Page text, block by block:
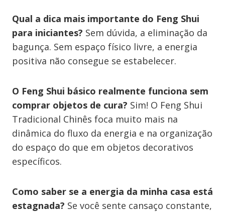
Qual a dica mais importante do Feng Shui
para iniciantes? Sem dúvida, a eliminação da
bagunça. Sem espaço físico livre, a energia
positiva não consegue se estabelecer.
O Feng Shui básico realmente funciona sem
comprar objetos de cura? Sim! O Feng Shui
Tradicional Chinês foca muito mais na
dinâmica do fluxo da energia e na organização
do espaço do que em objetos decorativos
específicos.
Como saber se a energia da minha casa está
estagnada? Se você sente cansaço constante,